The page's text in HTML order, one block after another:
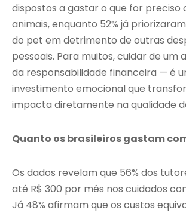
dispostos a gastar o que for preciso
animais, enquanto 52% já
do pet em detrimento de outras
pessoais. Para muitos, cuidar de um
da responsabilidade financeira — é
investimento emocional que
impacta diretamente na qualidade
Quanto os brasileiros gastam
Os dados revelam que 56% dos
até R$ 300 por mês nos cuidados
Já 48% afirmam que os custos